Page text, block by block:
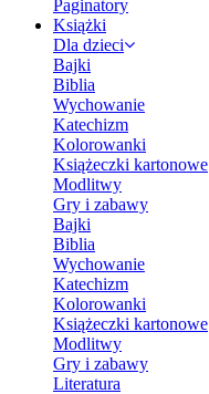
Paginatory
Książki
Dla dzieci
Bajki
Biblia
Wychowanie
Katechizm
Kolorowanki
Książeczki kartonowe
Modlitwy
Gry i zabawy
Bajki
Biblia
Wychowanie
Katechizm
Kolorowanki
Książeczki kartonowe
Modlitwy
Gry i zabawy
Literatura